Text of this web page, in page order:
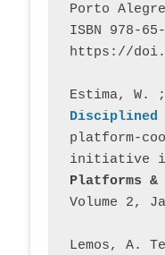
Porto
ISBN 978-
https://
Estima, W.
Disciplined
platform-
initiative
Platforms &
Volume 2,
Lemos, A.